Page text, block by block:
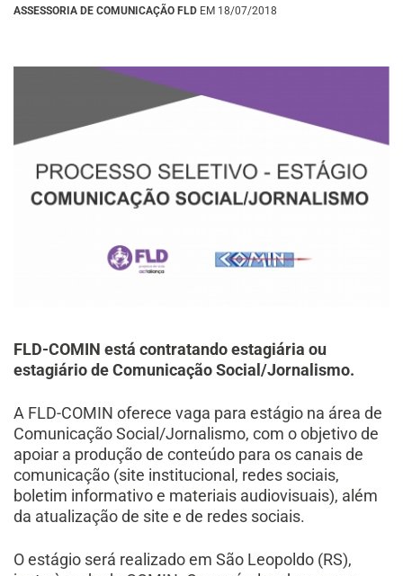
ASSESSORIA DE COMUNICAÇÃO FLD EM 18/07/2018
FLD-COMIN está contratando estagiária ou
estagiário de Comunicação Social/Jornalismo.
A FLD-COMIN oferece vaga para estágio na área de
Comunicação Social/Jornalismo, com o objetivo de
apoiar a produção de conteúdo para os canais de
comunicação (site institucional, redes sociais,
boletim informativo e materiais audiovisuais), além
da atualização de site e de redes sociais.
O estágio será realizado em São Leopoldo (RS),